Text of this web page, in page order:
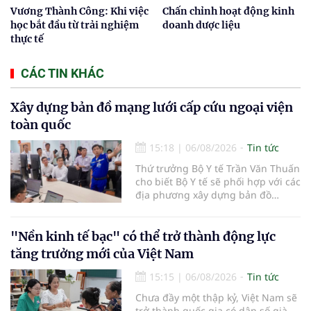
Vương Thành Công: Khi việc
học bắt đầu từ trải nghiệm
thực tế
Chấn chỉnh hoạt động kinh
doanh dược liệu
CÁC TIN KHÁC
Xây dựng bản đồ mạng lưới cấp cứu ngoại viện
toàn quốc
15:18 | 06/08/2026
Tin tức
Thứ trưởng Bộ Y tế Trần Văn Thuấn
cho biết Bộ Y tế sẽ phối hợp với các
địa phương xây dựng bản đồ
thiện cơ chế tài chính và đa dạng
hóa phương tiện nhằm nâng cao
năng lực cấp cứu trước viện trên
phạm vi cả nước.
"Nền kinh tế bạc" có thể trở thành động lực
tăng trưởng mới của Việt Nam
15:15 | 06/08/2026
Tin tức
Chưa đầy một thập kỷ, Việt Nam sẽ